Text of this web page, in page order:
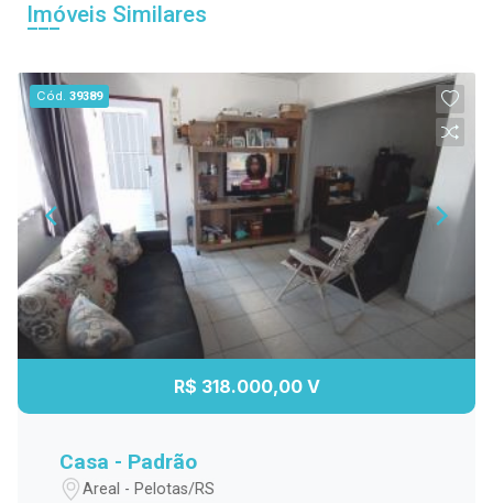
Imóveis Similares
Cód.39389
R$ 318.000,00 V
Casa - Padrão
Areal - Pelotas/RS